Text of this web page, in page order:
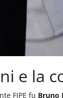
e la
FIPE fu Bruno